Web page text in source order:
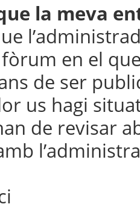
la meva
en el
de ser
us hagi
de revisar